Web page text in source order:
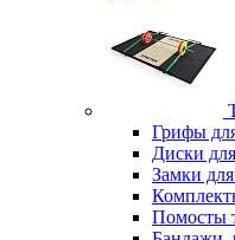
Грифы
Диски
Замки
Помосты